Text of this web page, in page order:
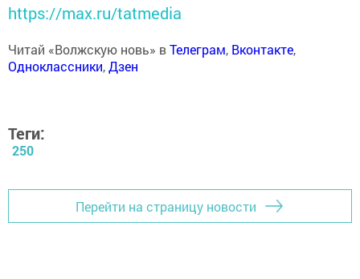
https://max.ru/tatmedia
Читай «Волжскую новь» вТелеграм, Вконтакте,
Одноклассники,Дзен
Теги:
250
Перейти на страницу новости